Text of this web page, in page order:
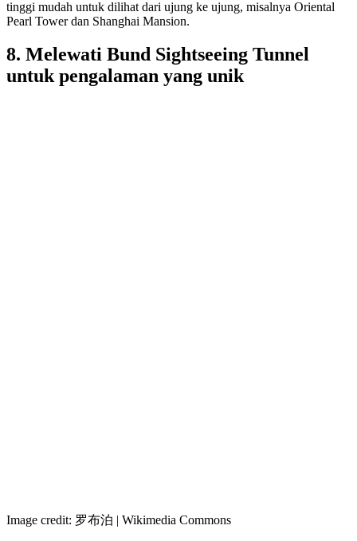
tinggi mudah untuk dilihat dari ujung ke ujung, misalnya Oriental
Pearl Tower dan Shanghai Mansion.
8. Melewati Bund Sightseeing Tunnel
untuk pengalaman yang unik
Image credit: 罗布泊 | Wikimedia Commons